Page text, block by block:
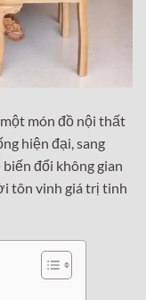
món đồ nội thất
hiện đại, sang
đổi không gian
tôn vinh giá trị tinh